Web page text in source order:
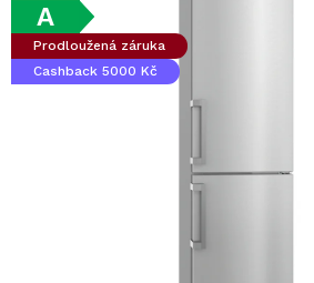
z
5
hvězdiček.
A
Prodloužená záruka
Cashback 5000 Kč